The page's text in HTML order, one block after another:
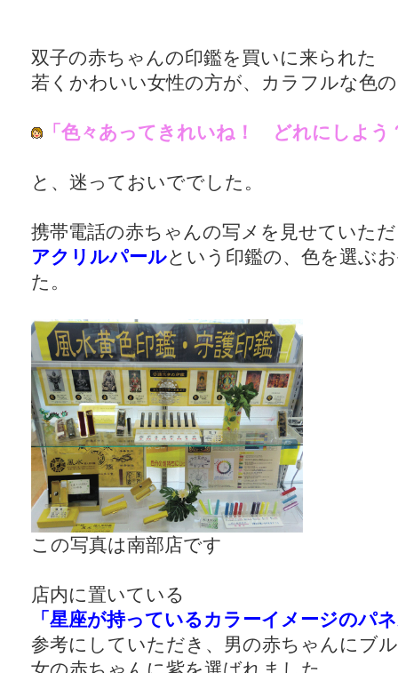
双子の赤ちゃんの印鑑を買いに来られた
若くかわいい女性の方が、カラフルな色
「色々あってきれいね！ どれにしよう
と、迷っておいででした。
携帯電話の赤ちゃんの写メを見せていた
アクリルパールという印鑑の、色を選ぶ
た。
この写真は南部店です
店内に置いている
「星座が持っているカラーイメージのパ
参考にしていただき、男の赤ちゃんにブ